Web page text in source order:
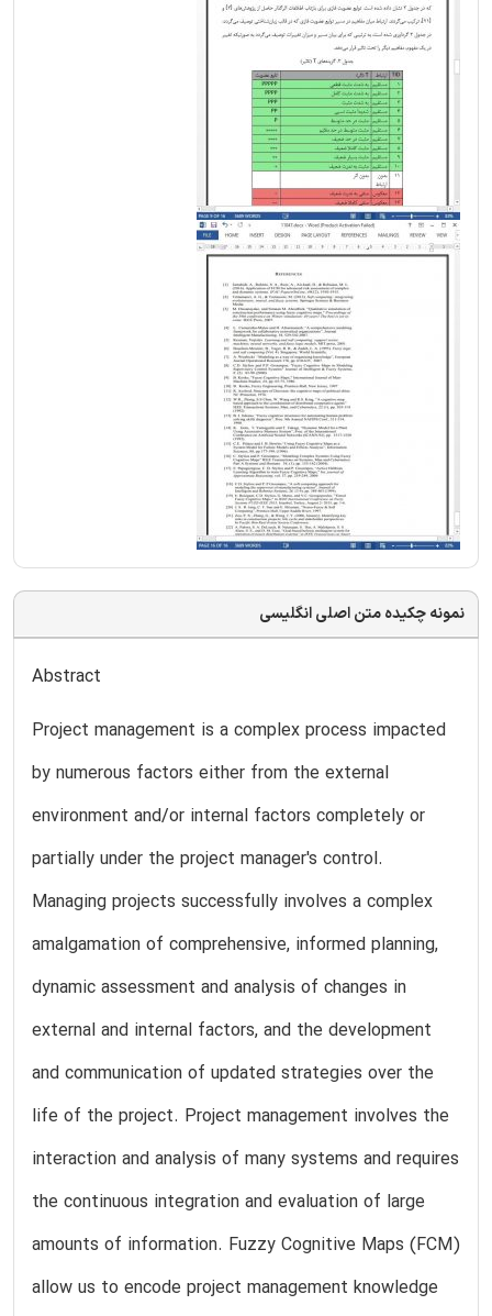
نمونه چکیده متن اصلی انگلیسی
Abstract
Project management is a complex process impacted
by numerous factors either from the external
environment and/or internal factors completely or
partially under the project manager's control.
Managing projects successfully involves a complex
amalgamation of comprehensive, informed planning,
dynamic assessment and analysis of changes in
external and internal factors, and the development
and communication of updated strategies over the
life of the project. Project management involves the
interaction and analysis of many systems and requires
the continuous integration and evaluation of large
amounts of information. Fuzzy Cognitive Maps (FCM)
allow us to encode project management knowledge